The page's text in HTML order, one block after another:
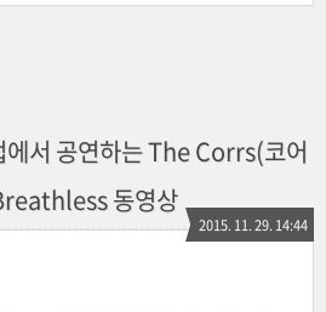
에서 공연하는 The Corrs(코어
동영상
2015. 11. 29. 14:44